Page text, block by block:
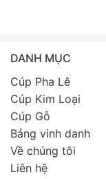
DANH MỤC
Cúp Pha Lê
Cúp Kim Loại
Cúp Gỗ
Bảng vinh danh
Về chúng tôi
Liên hệ